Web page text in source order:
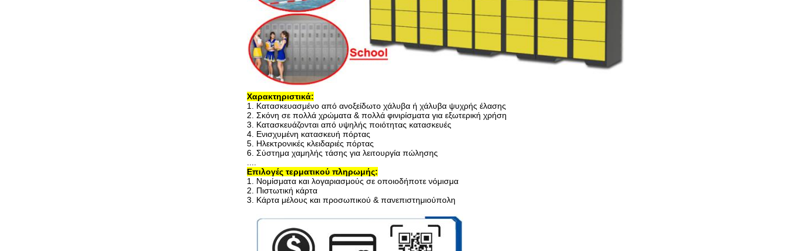
Χαρακτηριστικά:
1. Κατασκευασμένο από ανοξείδωτο χάλυβα ή χάλυβα ψυχρής έλασης
2. Σκόνη σε πολλά χρώματα & πολλά φινιρίσματα για εξωτερική χρήση
3. Κατασκευάζονται από υψηλής ποιότητας κατασκευές
4. Ενισχυμένη κατασκευή πόρτας
5. Ηλεκτρονικές κλειδαριές πόρτας
6. Σύστημα χαμηλής τάσης για λειτουργία πώλησης
Επιλογές τερματικού πληρωμής:
1. Νομίσματα και λογαριασμούς σε οποιοδήποτε νόμισμα
2. Πιστωτική κάρτα
3. Κάρτα μέλους και προσωπικού & πανεπιστημιούπολη